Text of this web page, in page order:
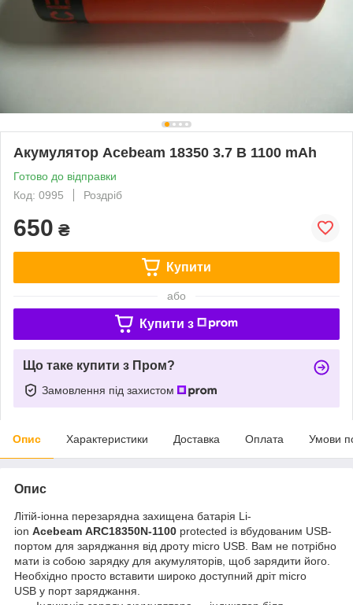
Акумулятор Acebeam 18350 3.7 В 1100 mAh
Готово до відправки
Код: 0995
Роздріб
650 ₴
Купити
або
Купити з
Що таке купити з Пром?
Замовлення під захистом
Опис Характеристики Доставка Оплата Умови
Опис
Літій-іонна перезарядна захищена батарія Li-
ion Acebeam ARC18350N-1100 protected із вбудованим USB-
портом для заряджання від дроту micro USB. Вам не потрібно
мати із собою зарядку для акумуляторів, щоб зарядити його.
Необхідно просто вставити широко доступний дріт micro
USB у порт заряджання.